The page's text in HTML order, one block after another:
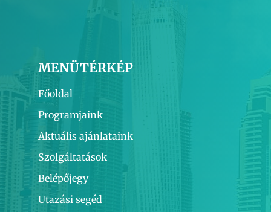
MENÜTÉRKÉP
Főoldal
Programjaink
Aktuális ajánlataink
Szolgáltatások
Belépőjegy
Utazási segéd